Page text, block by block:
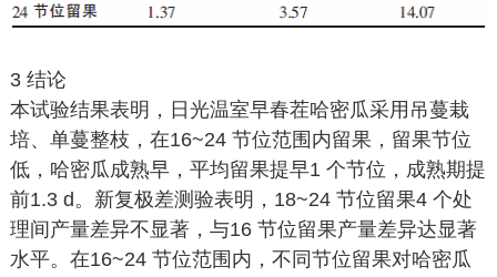
3 结论
本试验结果表明，日光温室早春茬哈密瓜采用吊蔓栽
培、单蔓整枝，在16~24 节位范围内留果，留果节位
低，哈密瓜成熟早，平均留果提早1 个节位，成熟期提
前1.3 d。新复极差测验表明，18~24 节位留果4 个处
理间产量差异不显著，与16 节位留果产量差异达显著
水平。在16~24 节位范围内，不同节位留果对哈密瓜